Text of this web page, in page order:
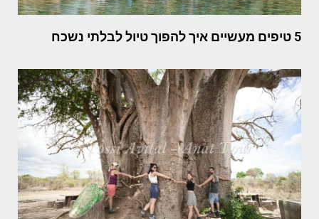
5 טיפים מעשיים איך להפוך טיול לבלתי נשכח